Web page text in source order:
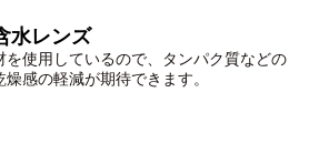
水レンズ
を使用しているので、タンパク質などの
感の軽減が期待できます。